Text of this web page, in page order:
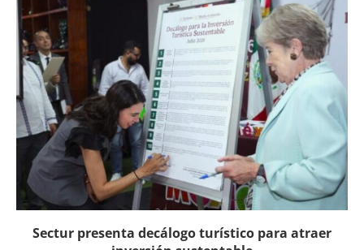
Sectur presenta decálogo turístico para atraer